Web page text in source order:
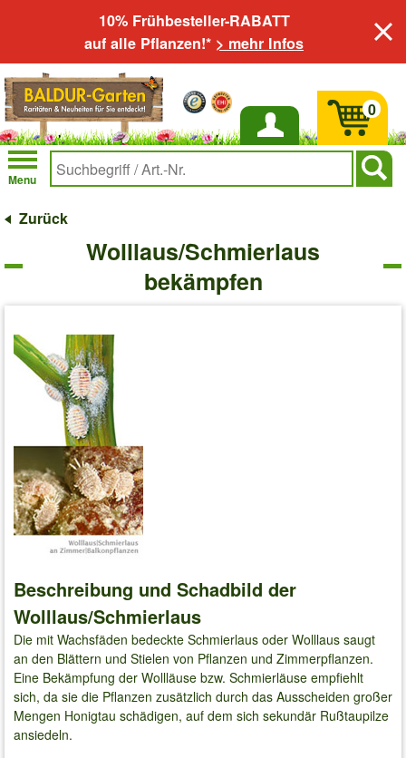
10% Frühbesteller-RABATT
auf alle Pflanzen!* > mehr Infos
Anmelden
Menu
0
Zurück
Wolllaus/Schmierlaus
bekämpfen
Beschreibung und Schadbild der
Wolllaus/Schmierlaus
Die mit Wachsfäden bedeckte Schmierlaus oder Wolllaus saugt
an den Blättern und Stielen von Pflanzen und Zimmerpflanzen.
Eine Bekämpfung der Wollläuse bzw. Schmierläuse empfiehlt
sich, da sie die Pflanzen zusätzlich durch das Ausscheiden großer
Mengen Honigtau schädigen, auf dem sich sekundär Rußtaupilze
ansiedeln.